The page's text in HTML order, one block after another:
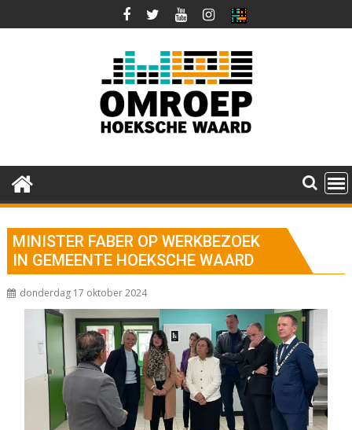
naar
MINISTER FABER OP WERKBEZOEK
IN GEMEENTE HOEKSCHE WAARD
donderdag 17 oktober 2024